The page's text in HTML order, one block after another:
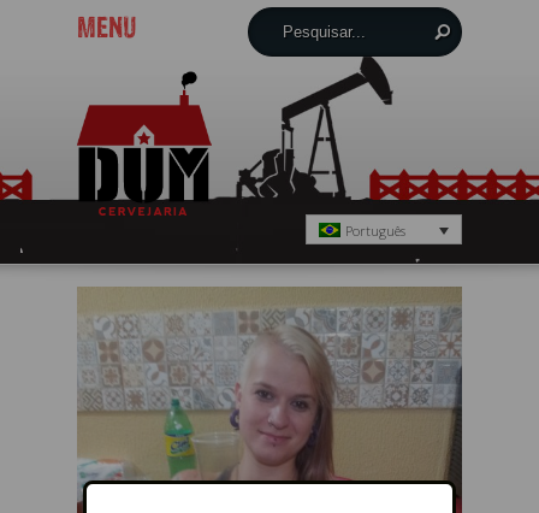
MENU
Português